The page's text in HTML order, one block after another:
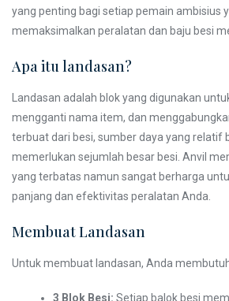
yang penting bagi setiap pemain ambisius
memaksimalkan peralatan dan baju besi
Apa itu landasan?
Landasan adalah blok yang digunakan
mengganti nama item, dan
terbuat dari besi, sumber daya yang relatif
memerlukan sejumlah besar besi. Anvil
yang terbatas namun sangat berharga
panjang dan efektivitas peralatan Anda.
Membuat Landasan
Untuk membuat landasan, Anda
3 Blok Besi: Setiap balok besi